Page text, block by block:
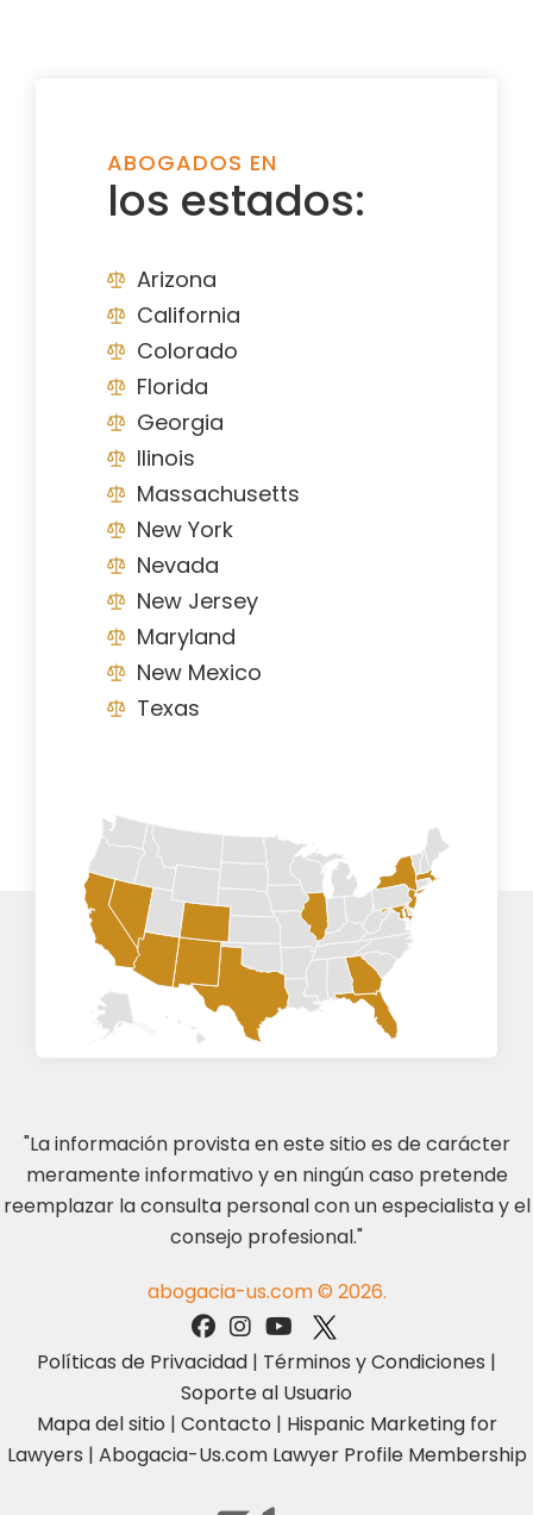
ABOGADOS EN
los estados:
Arizona
California
Colorado
Florida
Georgia
Ilinois
Massachusetts
New York
Nevada
New Jersey
Maryland
New Mexico
Texas
"La información provista en este sitio es de carácter
meramente informativo y en ningún caso pretende
reemplazar la consulta personal con un especialista y el
consejo profesional."
abogacia-us.com © 2026.
Políticas de Privacidad | Términos y Condiciones |
Soporte al Usuario
Mapa del sitio | Contacto | Hispanic Marketing for
Lawyers | Abogacia-Us.com Lawyer Profile Membership